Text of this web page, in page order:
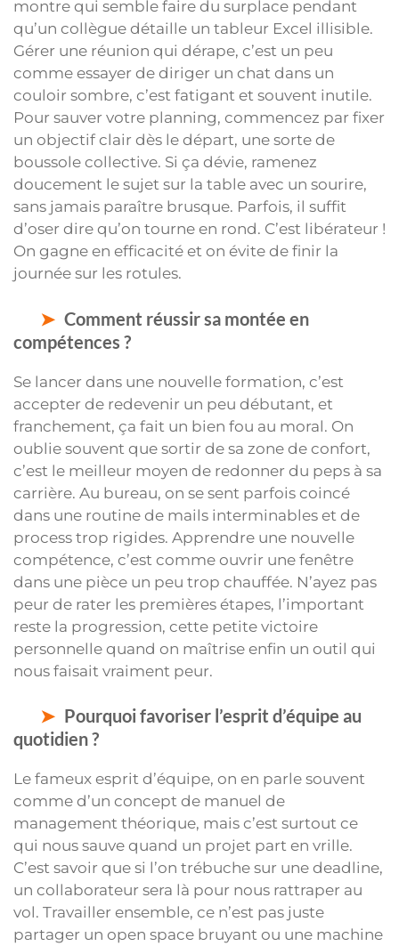
montre qui semble faire du surplace pendant
qu’un collègue détaille un tableur Excel illisible.
Gérer une réunion qui dérape, c’est un peu
comme essayer de diriger un chat dans un
couloir sombre, c’est fatigant et souvent inutile.
Pour sauver votre planning, commencez par fixer
un objectif clair dès le départ, une sorte de
boussole collective. Si ça dévie, ramenez
doucement le sujet sur la table avec un sourire,
sans jamais paraître brusque. Parfois, il suffit
d’oser dire qu’on tourne en rond. C’est libérateur !
On gagne en efficacité et on évite de finir la
journée sur les rotules.
Comment réussir sa montée en
compétences ?
Se lancer dans une nouvelle formation, c’est
accepter de redevenir un peu débutant, et
franchement, ça fait un bien fou au moral. On
oublie souvent que sortir de sa zone de confort,
c’est le meilleur moyen de redonner du peps à sa
carrière. Au bureau, on se sent parfois coincé
dans une routine de mails interminables et de
process trop rigides. Apprendre une nouvelle
compétence, c’est comme ouvrir une fenêtre
dans une pièce un peu trop chauffée. N’ayez pas
peur de rater les premières étapes, l’important
reste la progression, cette petite victoire
personnelle quand on maîtrise enfin un outil qui
nous faisait vraiment peur.
Pourquoi favoriser l’esprit d’équipe au
quotidien ?
Le fameux esprit d’équipe, on en parle souvent
comme d’un concept de manuel de
management théorique, mais c’est surtout ce
qui nous sauve quand un projet part en vrille.
C’est savoir que si l’on trébuche sur une deadline,
un collaborateur sera là pour nous rattraper au
vol. Travailler ensemble, ce n’est pas juste
partager un open space bruyant ou une machine